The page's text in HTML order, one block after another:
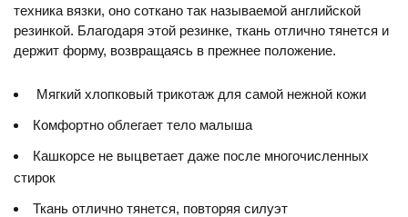
техника вязки, оно соткано так называемой английской
резинкой. Благодаря этой резинке, ткань отлично тянется и
держит форму, возвращаясь в прежнее положение.
Мягкий хлопковый трикотаж для самой нежной кожи
Комфортно облегает тело малыша
Кашкорсе не выцветает даже после многочисленных
стирок
Ткань отлично тянется, повторяя силуэт